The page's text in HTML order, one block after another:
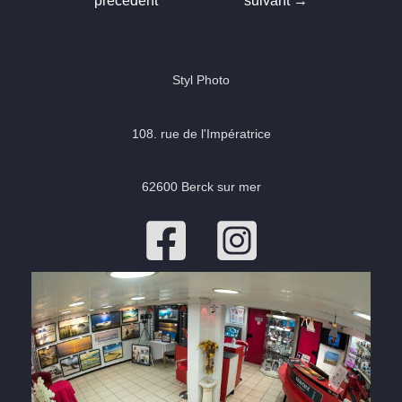
Styl Photo
108. rue de l'Impératrice
62600 Berck sur mer